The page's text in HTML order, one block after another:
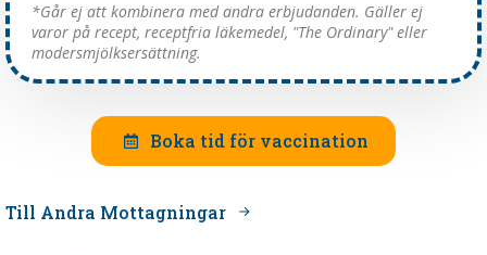
*Går ej att kombinera med andra erbjudanden. Gäller ej
varor på recept, receptfria läkemedel, "The Ordinary" eller
modersmjölksersättning.
Boka tid för vaccination
Till Andra Mottagningar